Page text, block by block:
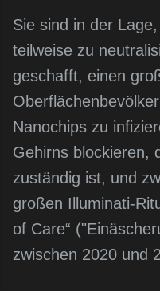
Sie sind in der
teilweise zu
geschafft, einen
Nanochips zu
Gehirns blockieren,
zuständig ist, und
großen Illuminati-
of Care“
zwischen 2020 und